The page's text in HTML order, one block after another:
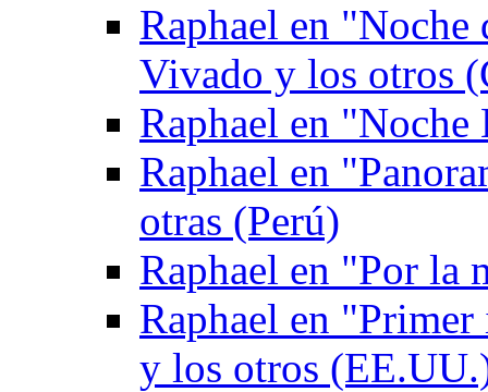
Raphael en
Vivado y los otros
Raphael en "Noche
Raphael en
otras (Perú)
Raphael en "Por la
Raphael en
y los otros